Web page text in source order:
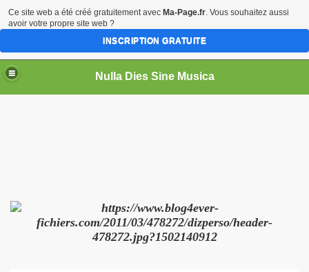
Nulla Dies Sine Musica
a bouquin)
Ce site web a été créé gratuitement avec Ma-Page.fr. Vous souhaitez aussi
avoir votre propre site web ?
INSCRIPTION GRATUITE